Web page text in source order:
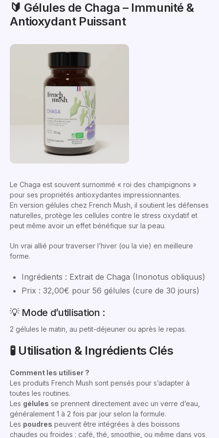
🔰 Gélules de Chaga – Immunité &
Antioxydant Puissant
Le Chaga est souvent surnommé « roi des champignons »
pour ses propriétés antioxydantes impressionnantes.
En version gélules chez French Mush, il soutient les défenses
naturelles, protège les cellules contre le stress oxydatif et
peut même avoir un effet bénéfique sur la peau.
Un vrai allié pour traverser l’hiver (ou la vie) en meilleure
forme.
Ingrédients : Extrait de Chaga (Inonotus obliquus)
Prix : 32,00€ pour 56 gélules (cure de 30 jours)
💡 Mode d’utilisation :
2 gélules le matin, au petit-déjeuner ou après le repas.
🧪 Utilisation & Ingrédients Clés
Comment les utiliser ?
Les produits French Mush sont pensés pour s’adapter à
toutes les routines.
Les gélules se prennent directement avec un verre d’eau,
généralement 1 à 2 fois par jour selon la formule.
Les poudres peuvent être intégrées à des boissons
chaudes ou froides : café, thé, smoothie, ou même dans vos